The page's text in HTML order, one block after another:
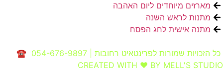
מארזים מיוחדים ליום האהבה
מתנות לראש השנה
מתנה אישית לחג הפסח
כל הזכויות שמורות לפרינטאיט רחובות | 054-676-9897 ☎
CREATED WITH ❤ BY MELL'S STUDIO​